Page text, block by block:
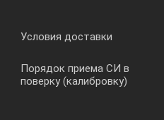
Условия доставки
Порядок приема СИ в
поверку (калибровку)